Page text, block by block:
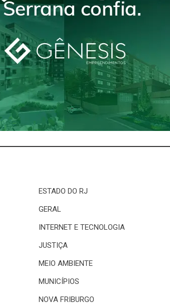
ESTADO DO RJ
GERAL
INTERNET E TECNOLOGIA
JUSTIÇA
MEIO AMBIENTE
MUNICÍPIOS
NOVA FRIBURGO